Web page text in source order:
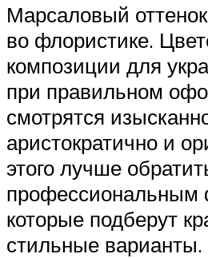
Марсаловый
во флористике.
композиции для
при правильном
смотрятся
аристократично и
этого лучше
профессиональным
которые подберут
стильные варианты.